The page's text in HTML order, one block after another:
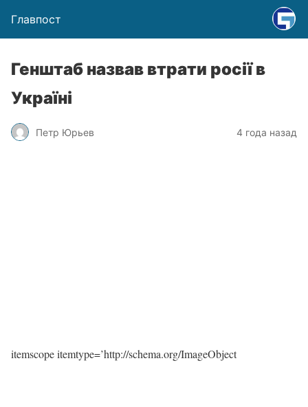
Главпост
Генштаб назвав втрати росії в
Україні
Петр Юрьев 4 года назад
itemscope itemtype=’http://schema.org/ImageObject